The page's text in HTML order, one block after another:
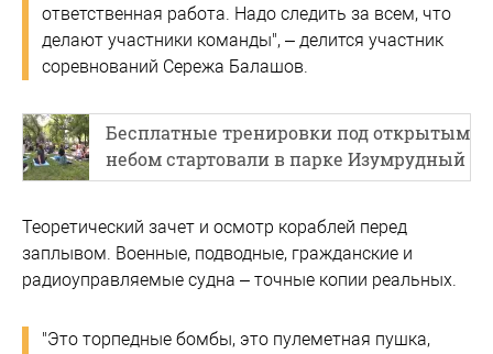
ответственная работа. Надо следить за всем, что
делают участники команды", – делится участник
соревнований Сережа Балашов.
Бесплатные тренировки под открытым
небом стартовали в парке Изумрудный
Теоретический зачет и осмотр кораблей перед
заплывом. Военные, подводные, гражданские и
радиоуправляемые судна – точные копии реальных.
"Это торпедные бомбы, это пулеметная пушка,